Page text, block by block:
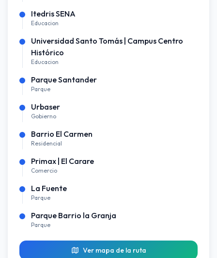
Itedris SENA
Educacion
Universidad Santo Tomás | Campus Centro
Histórico
Educacion
Parque Santander
Parque
Urbaser
Gobierno
Barrio El Carmen
Residencial
Primax | El Carare
Comercio
La Fuente
Parque
Parque Barrio la Granja
Parque
Ver mapa de la ruta